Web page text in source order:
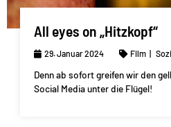
All eyes on „Hitzkopf“
29. Januar 2024 Film
Denn ab sofort greifen wir den
Social Media unter die Flügel!